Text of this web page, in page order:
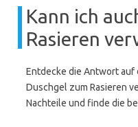
Kann ich
Rasieren
Entdecke die Antwort auf
Duschgel zum Rasieren
Nachteile und finde die